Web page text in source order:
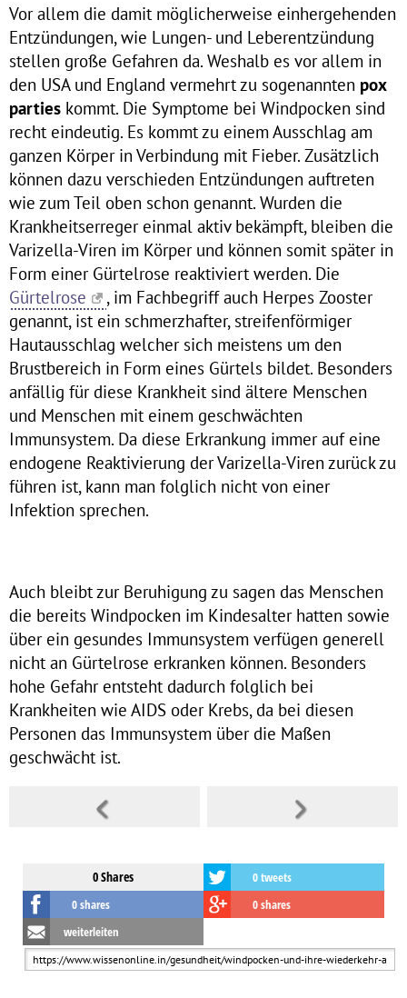
Vor allem die damit möglicherweise einhergehenden
Entzündungen, wie Lungen- und Leberentzündung
stellen große Gefahren da. Weshalb es vor allem in
den USA und England vermehrt zu sogenannten pox
parties kommt. Die Symptome bei Windpocken sind
recht eindeutig. Es kommt zu einem Ausschlag am
ganzen Körper in Verbindung mit Fieber. Zusätzlich
können dazu verschieden Entzündungen auftreten
wie zum Teil oben schon genannt. Wurden die
Krankheitserreger einmal aktiv bekämpft, bleiben die
Varizella-Viren im Körper und können somit später in
Form einer Gürtelrose reaktiviert werden. Die
Gürtelrose
, im Fachbegriff auch Herpes Zooster
genannt, ist ein schmerzhafter, streifenförmiger
Hautausschlag welcher sich meistens um den
Brustbereich in Form eines Gürtels bildet. Besonders
anfällig für diese Krankheit sind ältere Menschen
und Menschen mit einem geschwächten
Immunsystem. Da diese Erkrankung immer auf eine
endogene Reaktivierung der Varizella-Viren zurück zu
führen ist, kann man folglich nicht von einer
Infektion sprechen.
Auch bleibt zur Beruhigung zu sagen das Menschen
die bereits Windpocken im Kindesalter hatten sowie
über ein gesundes Immunsystem verfügen generell
nicht an Gürtelrose erkranken können. Besonders
hohe Gefahr entsteht dadurch folglich bei
Krankheiten wie AIDS oder Krebs, da bei diesen
Personen das Immunsystem über die Maßen
geschwächt ist.
0 Shares
0 tweets
0 shares
0 shares
weiterleiten